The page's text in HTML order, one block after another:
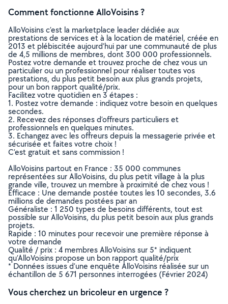
Comment fonctionne AlloVoisins ?
AlloVoisins c’est la marketplace leader dédiée aux
prestations de services et à la location de matériel, créée en
2013 et plébiscitée aujourd’hui par une communauté de plus
de 4,5 millions de membres, dont 300 000 professionnels.
Postez votre demande et trouvez proche de chez vous un
particulier ou un professionnel pour réaliser toutes vos
prestations, du plus petit besoin aux plus grands projets,
pour un bon rapport qualité/prix.
Facilitez votre quotidien en 3 étapes :
1. Postez votre demande : indiquez votre besoin en quelques
secondes.
2. Recevez des réponses d’offreurs particuliers et
professionnels en quelques minutes.
3. Echangez avec les offreurs depuis la messagerie privée et
sécurisée et faites votre choix !
C’est gratuit et sans commission !
AlloVoisins partout en France : 35 000 communes
représentées sur AlloVoisins, du plus petit village à la plus
grande ville, trouvez un membre à proximité de chez vous !
Efficace : Une demande postée toutes les 10 secondes, 3.6
millions de demandes postées par an
Généraliste : 1 250 types de besoins différents, tout est
possible sur AlloVoisins, du plus petit besoin aux plus grands
projets.
Rapide : 10 minutes pour recevoir une première réponse à
votre demande
Qualité / prix : 4 membres AlloVoisins sur 5* indiquent
qu’AlloVoisins propose un bon rapport qualité/prix
* Données issues d’une enquête AlloVoisins réalisée sur un
échantillon de 5 671 personnes interrogées (Février 2024)
Vous cherchez un bricoleur en urgence ?